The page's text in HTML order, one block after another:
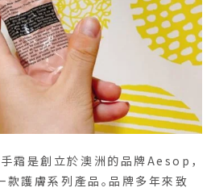
霜是創立於澳洲的品牌Aesop，
護膚系列產品。品牌多年來致